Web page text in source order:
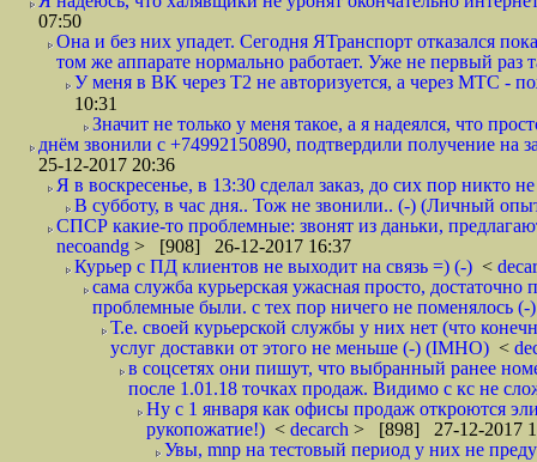
07:50
Она и без них упадет. Сегодня ЯТранспорт отказался
том же аппарате нормально работает. Уже не первый раз
У меня в ВК через Т2 не авторизуется, а через МТС -
10:31
Значит не только у меня такое, а я надеялся, что
днём звонили с +74992150890, подтвердили получение на
25-12-2017 20:36
Я в воскресенье, в 13:30 сделал заказ, до сих пор никто
В субботу, в час дня.. Тож не звонили.. (-) (Личный
СПСР какие-то проблемные: звонят из даньки,
necoandg > [908] 26-12-2017 16:37
Курьер с ПД клиентов не выходит на связь =) (-) <
сама служба курьерская ужасная просто,
проблемные были. с тех пор ничего не поменялось (-)
Т.е. своей курьерской службы у них нет (что
услуг доставки от этого не меньше (-) (IMHO) <
в соцсетях они пишут, что выбранный ранее
после 1.01.18 точках продаж. Видимо с кс не
Ну с 1 января как офисы продаж откроются
рукопожатие!) < decarch > [898] 27-12-2017
Увы, mnp на тестовый период у них не